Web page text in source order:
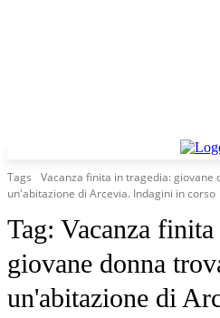
Tags
Vacanza finita in tragedia:
un'abitazione di Arcevia. Indagini in corso
Tag: Vacanza
giovane donna
un'abitazione di